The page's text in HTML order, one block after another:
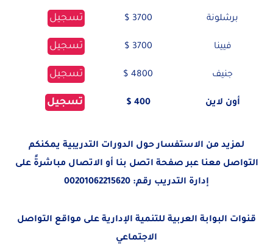
برشلونة 3700 $ تسجيل
فيينا 3700 $ تسجيل
جنيف 4800 $ تسجيل
أون لاين 400 $ تسجيل
لمزيد من الاستفسار حول الدورات التدريبية يمكنكم
التواصل معنا عبر صفحة اتصل بنا أو الاتصال مباشرةً على
إدارة التدريب رقم: 00201062215620
قنوات البوابة العربية للتنمية الإدارية على مواقع التواصل
الاجتماعي